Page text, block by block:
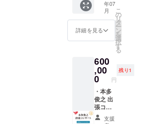
ムジャ
ケット
で、本
多俊之
ているT
を再現
したデ
ザイン
です。
サイズ
は、S・
M・L・
XLから
品化で
きな
かった
サック
部分を
カット
し、加
工を施
して、
小物入
れとし
て復活
カー柳
澤管楽
器によ
る特別
加工品
です。
楽器
（テ
ナー
サック
ス）を
加工し
て作ら
れてい
年07
月
詳細を見る
こ
の
リ
タ
ー
ン
を
選
択
す
る
600
,00
0 円
残り1
・本多
俊之 出
張コン
サート
支援